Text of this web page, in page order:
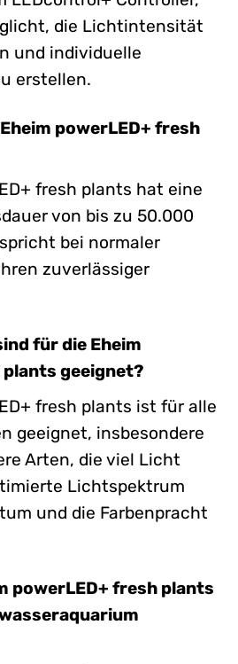
die Lichtintensität
und individuelle
erstellen.
powerLED+ fresh
fresh plants hat eine
von bis zu 50.000
bei normaler
zuverlässiger
für die Eheim
geeignet?
fresh plants ist für alle
geeignet, insbesondere
Arten, die viel Licht
Lichtspektrum
und die Farbenpracht
powerLED+ fresh plants